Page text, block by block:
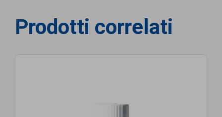
Prodotti correlati